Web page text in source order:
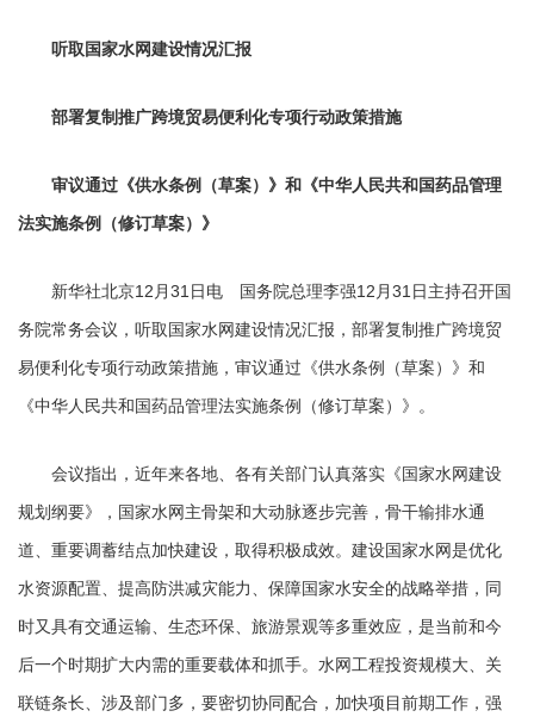
听取国家水网建设情况汇报
部署复制推广跨境贸易便利化专项行动政策措施
审议通过《供水条例（草案）》和《中华人民共和国药品管理
法实施条例（修订草案）》
新华社北京12月31日电 国务院总理李强12月31日主持召开国
务院常务会议，听取国家水网建设情况汇报，部署复制推广跨境贸
易便利化专项行动政策措施，审议通过《供水条例（草案）》和
《中华人民共和国药品管理法实施条例（修订草案）》。
会议指出，近年来各地、各有关部门认真落实《国家水网建设
规划纲要》，国家水网主骨架和大动脉逐步完善，骨干输排水通
道、重要调蓄结点加快建设，取得积极成效。建设国家水网是优化
水资源配置、提高防洪减灾能力、保障国家水安全的战略举措，同
时又具有交通运输、生态环保、旅游景观等多重效应，是当前和今
后一个时期扩大内需的重要载体和抓手。水网工程投资规模大、关
联链条长、涉及部门多，要密切协同配合，加快项目前期工作，强